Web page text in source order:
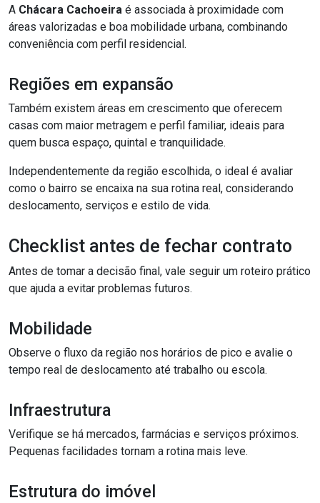
A Chácara Cachoeira é associada à proximidade com
áreas valorizadas e boa mobilidade urbana, combinando
conveniência com perfil residencial.
Regiões em expansão
Também existem áreas em crescimento que oferecem
casas com maior metragem e perfil familiar, ideais para
quem busca espaço, quintal e tranquilidade.
Independentemente da região escolhida, o ideal é avaliar
como o bairro se encaixa na sua rotina real, considerando
deslocamento, serviços e estilo de vida.
Checklist antes de fechar contrato
Antes de tomar a decisão final, vale seguir um roteiro prático
que ajuda a evitar problemas futuros.
Mobilidade
Observe o fluxo da região nos horários de pico e avalie o
tempo real de deslocamento até trabalho ou escola.
Infraestrutura
Verifique se há mercados, farmácias e serviços próximos.
Pequenas facilidades tornam a rotina mais leve.
Estrutura do imóvel